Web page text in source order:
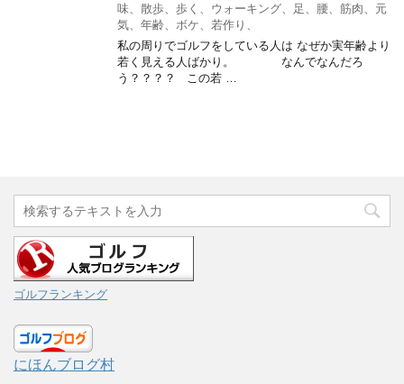
味、散歩、歩く、ウォーキング、足、腰、筋肉、元
気、年齢、ボケ、若作り、
私の周りでゴルフをしている人は なぜか実年齢より
若く見える人ばかり。 なんでなんだろ
う？？？？ この若 …
ゴルフランキング
にほんブログ村